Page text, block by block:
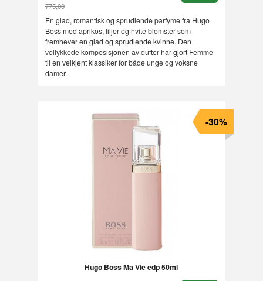
775,00
Rabatt
En glad, romantisk og sprudlende parfyme fra Hugo
Boss med aprikos, liljer og hvite blomster som
fremhever en glad og sprudlende kvinne. Den
vellykkede komposisjonen av dufter har gjort Femme
til en velkjent klassiker for både unge og voksne
damer.
Hugo Boss Ma Vie edp 50ml
-30%